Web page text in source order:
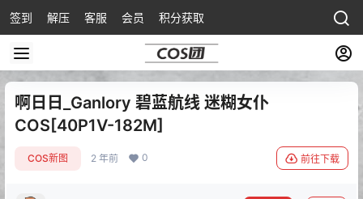
签到 解压 客服 会员 积分获取
啊日日_Ganlory 碧蓝航线 迷糊女仆
COS[40P1V-182M]
COS新图 2 年前 0 前往下载